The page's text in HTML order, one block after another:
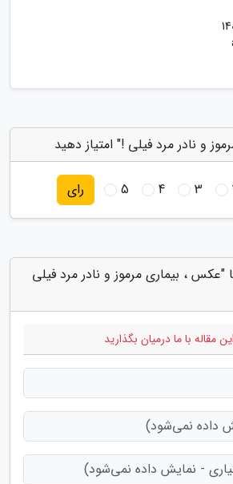
و نادر مرد فیلی !" امتیاز دهید
3
4
5 رای
"عکس ، بیماری مرموز و نادر مرد فیلی
مقاله با ما درمیان بگذارید